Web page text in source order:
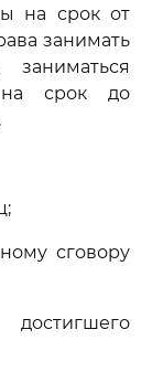
на срок от
занимать
на срок до
сговору